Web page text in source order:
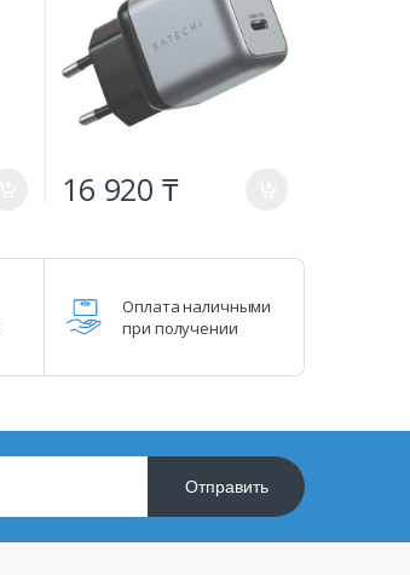
16 920 ₸
Оплата наличными
при получении
Отправить